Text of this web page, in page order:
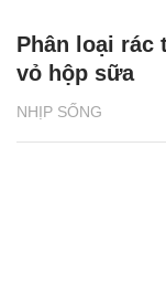
NHỊP SỐNG
Phân loại rác
vỏ hộp sữa